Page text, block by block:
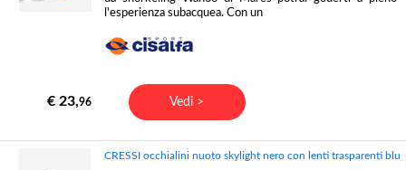
l'esperienza subacquea. Con un
€ 23,96 Vedi >
CRESSI occhialini nuoto skylight nero con lenti trasparenti blu